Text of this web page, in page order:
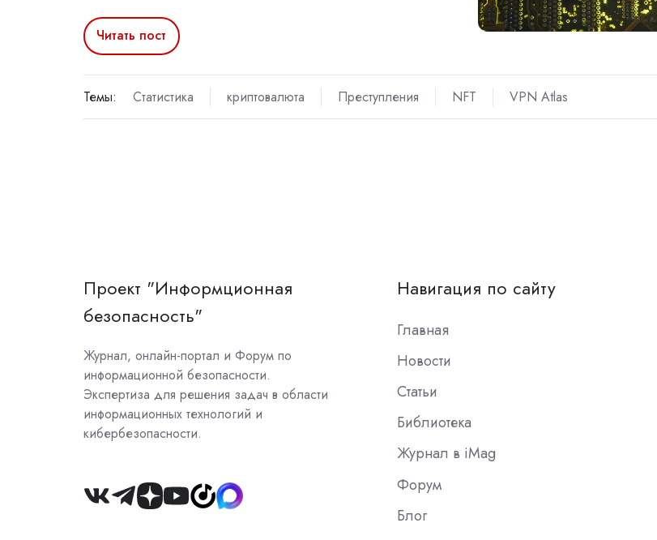
Читать пост
Темы: Статистика криптовалюта Преступления NFT VPN Atlas
Проект "Информционная
безопасность"
Журнал, онлайн-портал и Форум по
информационной безопасности.
Экспертиза для решения задач в области
информационных технологий и
кибербезопасности.
Join
Навигация по сайту
Главная
Новости
Статьи
Библиотека
Журнал в iMag
Форум
Блог